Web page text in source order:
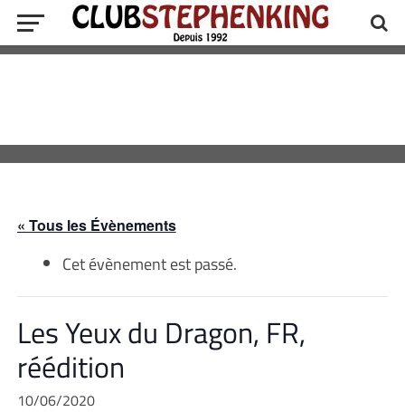
« Tous les Évènements
Cet évènement est passé.
Les Yeux du Dragon, FR,
réédition
10/06/2020